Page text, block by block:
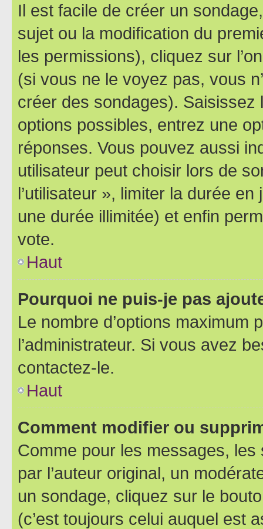
Il est facile de créer un
sujet ou la modification du
les permissions), cliquez sur
(si vous ne le voyez pas, vous
créer des sondages).
options possibles, entrez une
réponses. Vous pouvez aussi
utilisateur peut choisir lors de
l’utilisateur », limiter la durée
une durée illimitée) et enfin
vote.
Haut
Pourquoi ne puis-je pas
Le nombre d’options maximum
l’administrateur. Si vous avez
contactez-le.
Haut
Comment modifier ou
Comme pour les messages,
par l’auteur original, un
un sondage, cliquez sur le
(c’est toujours celui auquel est